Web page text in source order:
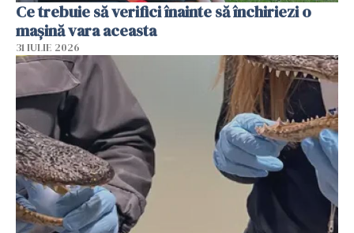
Ce trebuie să verifici înainte să închiriezi o
mașină vara aceasta
31 IULIE 2026